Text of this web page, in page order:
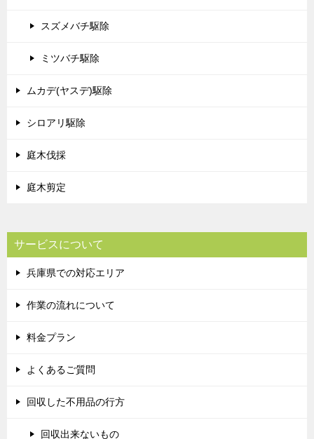
スズメバチ駆除
ミツバチ駆除
ムカデ(ヤスデ)駆除
シロアリ駆除
庭木伐採
庭木剪定
サービスについて
兵庫県での対応エリア
作業の流れについて
料金プラン
よくあるご質問
回収した不用品の行方
回収出来ないもの